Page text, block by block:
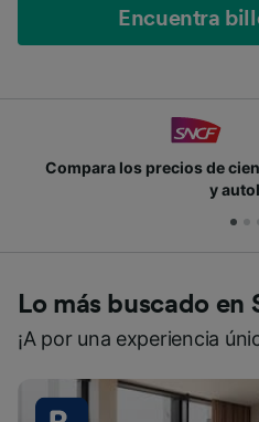
Encuentra
los precios de cientos de
y autobús
Lo más buscado en
¡A por una experiencia